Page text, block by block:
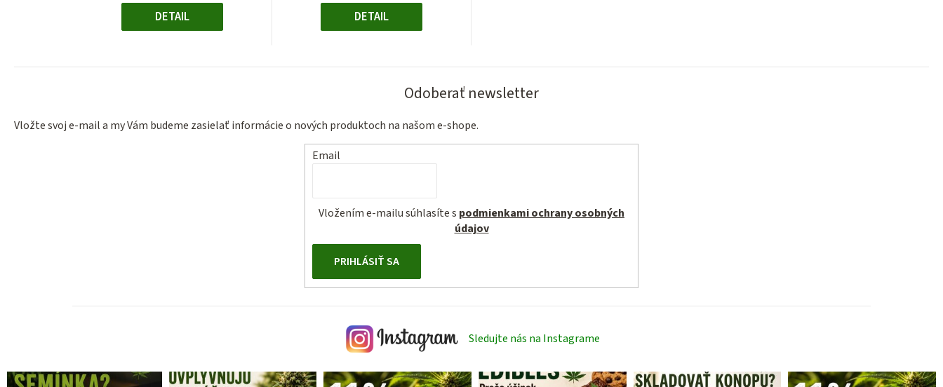
DETAIL DETAIL
Odoberať newsletter
Vložte svoj e-mail a my Vám budeme zasielať informácie o nových produktoch na našom e-shope.
Email
Vložením e-mailu súhlasíte s podmienkami ochrany osobných
údajov
PRIHLÁSIŤ SA
Sledujte nás na Instagrame